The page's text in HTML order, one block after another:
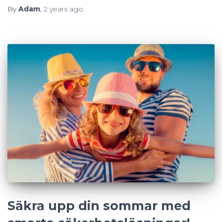
ByAdam, 2 years ago
Säkra upp din sommar med